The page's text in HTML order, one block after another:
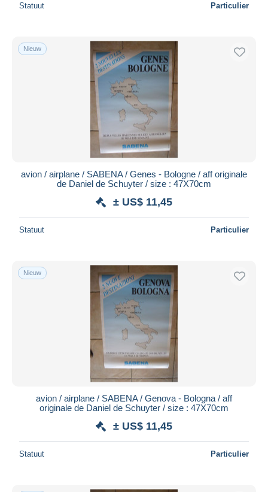
Statuut Particulier
Nieuw
avion / airplane / SABENA / Genes - Bologne / aff originale
de Daniel de Schuyter / size : 47X70cm
± US$ 11,45
Statuut Particulier
Nieuw
avion / airplane / SABENA / Genova - Bologna / aff
originale de Daniel de Schuyter / size : 47X70cm
± US$ 11,45
Statuut Particulier